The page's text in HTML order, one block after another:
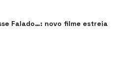
Falado…: novo filme estreia